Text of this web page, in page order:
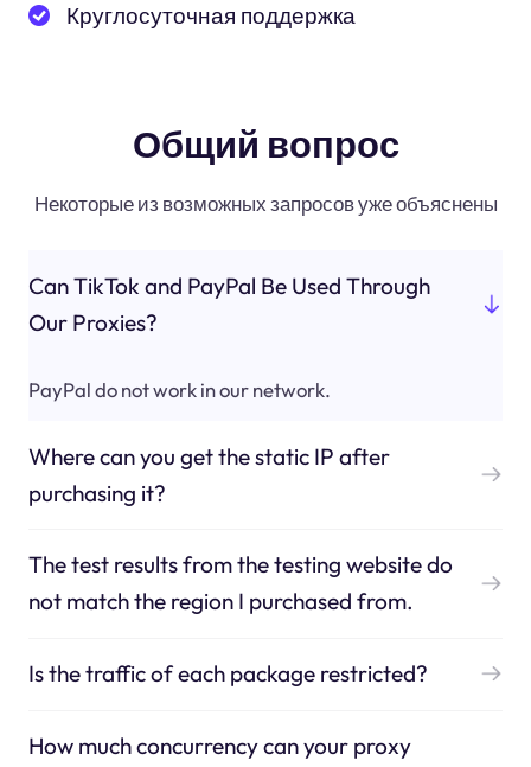
Круглосуточная поддержка
Общий вопрос
Некоторые из возможных запросов уже объяснены
Can TikTok and PayPal Be Used Through
Our Proxies?
PayPal do not work in our network.
Where can you get the static IP after
purchasing it?
The test results from the testing website do
not match the region I purchased from.
Is the traffic of each package restricted?
How much concurrency can your proxy